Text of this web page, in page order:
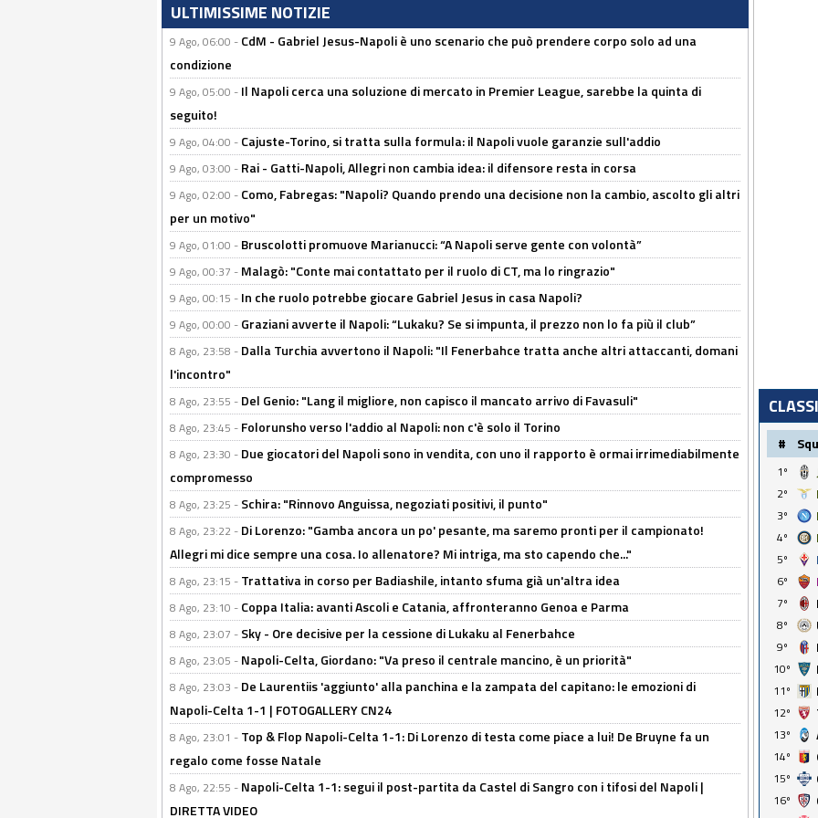
ULTIMISSIME NOTIZIE
9 Ago, 06:00 - CdM - Gabriel Jesus-Napoli è uno scenario che può prendere corpo solo ad una
condizione
9 Ago, 05:00 - Il Napoli cerca una soluzione di mercato in Premier League, sarebbe la quinta di
seguito!
9 Ago, 04:00 - Cajuste-Torino, si tratta sulla formula: il Napoli vuole garanzie sull'addio
9 Ago, 03:00 - Rai - Gatti-Napoli, Allegri non cambia idea: il difensore resta in corsa
9 Ago, 02:00 - Como, Fabregas: "Napoli? Quando prendo una decisione non la cambio, ascolto gli altri
per un motivo"
9 Ago, 01:00 - Bruscolotti promuove Marianucci: “A Napoli serve gente con volontà”
9 Ago, 00:37 - Malagò: "Conte mai contattato per il ruolo di CT, ma lo ringrazio"
9 Ago, 00:15 - In che ruolo potrebbe giocare Gabriel Jesus in casa Napoli?
9 Ago, 00:00 - Graziani avverte il Napoli: “Lukaku? Se si impunta, il prezzo non lo fa più il club”
8 Ago, 23:58 - Dalla Turchia avvertono il Napoli: "Il Fenerbahce tratta anche altri attaccanti, domani
l'incontro"
8 Ago, 23:55 - Del Genio: "Lang il migliore, non capisco il mancato arrivo di Favasuli"
8 Ago, 23:45 - Folorunsho verso l'addio al Napoli: non c'è solo il Torino
8 Ago, 23:30 - Due giocatori del Napoli sono in vendita, con uno il rapporto è ormai irrimediabilmente
compromesso
8 Ago, 23:25 - Schira: "Rinnovo Anguissa, negoziati positivi, il punto"
8 Ago, 23:22 - Di Lorenzo: "Gamba ancora un po' pesante, ma saremo pronti per il campionato!
Allegri mi dice sempre una cosa. Io allenatore? Mi intriga, ma sto capendo che..."
8 Ago, 23:15 - Trattativa in corso per Badiashile, intanto sfuma già un'altra idea
8 Ago, 23:10 - Coppa Italia: avanti Ascoli e Catania, affronteranno Genoa e Parma
8 Ago, 23:07 - Sky - Ore decisive per la cessione di Lukaku al Fenerbahce
8 Ago, 23:05 - Napoli-Celta, Giordano: "Va preso il centrale mancino, è un priorità"
8 Ago, 23:03 - De Laurentiis 'aggiunto' alla panchina e la zampata del capitano: le emozioni di
Napoli-Celta 1-1 | FOTOGALLERY CN24
8 Ago, 23:01 - Top & Flop Napoli-Celta 1-1: Di Lorenzo di testa come piace a lui! De Bruyne fa un
regalo come fosse Natale
8 Ago, 22:55 - Napoli-Celta 1-1: segui il post-partita da Castel di Sangro con i tifosi del Napoli |
DIRETTA VIDEO
#
1º
2º
3º
4º
5º
6º
7º
8º
9º
10º
11º
12º
13º
14º
15º
16º